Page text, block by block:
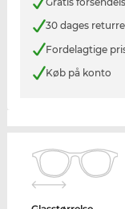
30 dages
Fordelagtige
Køb på konto